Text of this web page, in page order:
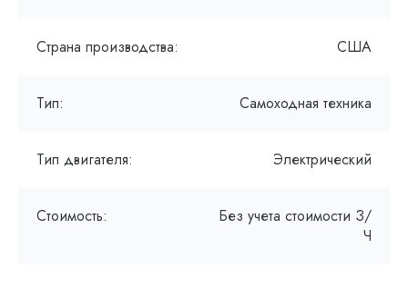
Страна производства: США
Тип: Самоходная техника
Тип двигателя: Электрический
Стоимость:
Без учета стоимости З/
Ч